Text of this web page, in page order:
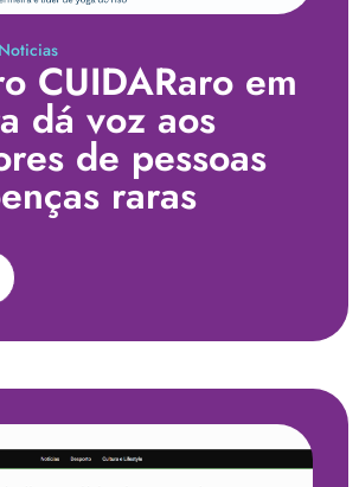
CUIDARaro em
dá voz aos
de pessoas
raras